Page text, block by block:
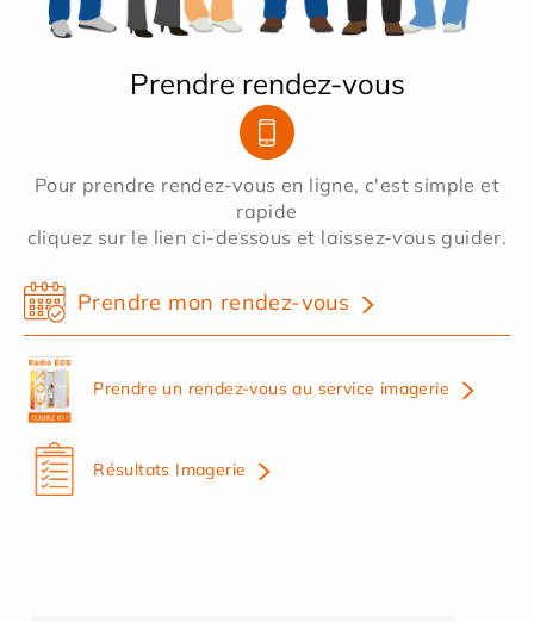
Prendre rendez-vous
Pour prendre rendez-vous en ligne, c'est simple et
rapide
cliquez sur le lien ci-dessous et laissez-vous guider.
Prendre mon rendez-vous
Prendre un rendez-vous au service imagerie
Résultats Imagerie